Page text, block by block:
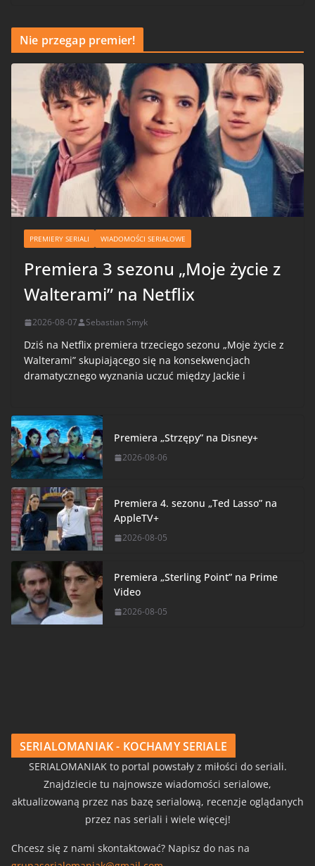
Nie przegap premier!
PREMIERY SERIALI WIADOMOŚCI SERIALOWE
Premiera 3 sezonu „Moje życie z
Walterami” na Netflix
2026-08-07 Sebastian Smyk
Dziś na Netflix premiera trzeciego sezonu „Moje życie z
Walterami” skupiającego się na konsekwencjach
dramatycznego wyznania uczuć między Jackie i
Premiera „Strzępy” na Disney+
2026-08-06
Premiera 4. sezonu „Ted Lasso” na
AppleTV+
2026-08-05
Premiera „Sterling Point” na Prime
Video
2026-08-05
SERIALOMANIAK - KOCHAMY SERIALE
SERIALOMANIAK to portal powstały z miłości do seriali.
Znajdziecie tu najnowsze wiadomości serialowe,
aktualizowaną przez nas bazę serialową, recenzje oglądanych
przez nas seriali i wiele więcej!
Chcesz się z nami skontaktować? Napisz do nas na